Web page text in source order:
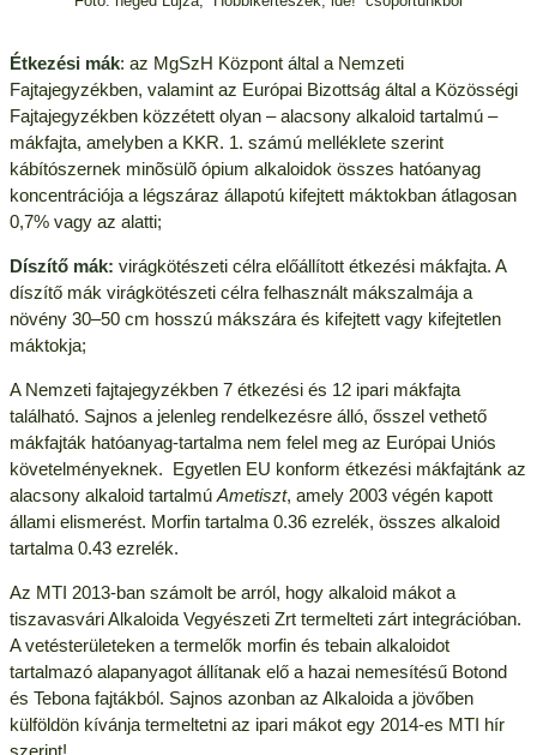
Étkezési mák: az MgSzH Központ által a Nemzeti
Fajtajegyzékben, valamint az Európai Bizottság által a Közösségi
Fajtajegyzékben közzétett olyan – alacsony alkaloid tartalmú –
mákfajta, amelyben a KKR. 1. számú melléklete szerint
kábítószernek minõsülõ ópium alkaloidok összes hatóanyag
koncentrációja a légszáraz állapotú kifejtett máktokban átlagosan
0,7% vagy az alatti;
Díszítő mák: virágkötészeti célra előállított étkezési mákfajta. A
díszítő mák virágkötészeti célra felhasznált mákszalmája a
növény 30–50 cm hosszú mákszára és kifejtett vagy kifejtetlen
máktokja;
A Nemzeti fajtajegyzékben 7 étkezési és 12 ipari mákfajta
található. Sajnos a jelenleg rendelkezésre álló, ősszel vethető
mákfajták hatóanyag-tartalma nem felel meg az Európai Uniós
követelményeknek. Egyetlen EU konform étkezési mákfajtánk az
alacsony alkaloid tartalmú Ametiszt, amely 2003 végén kapott
állami elismerést. Morfin tartalma 0.36 ezrelék, összes alkaloid
tartalma 0.43 ezrelék.
Az MTI 2013-ban számolt be arról, hogy alkaloid mákot a
tiszavasvári Alkaloida Vegyészeti Zrt termelteti zárt integrációban.
A vetésterületeken a termelők morfin és tebain alkaloidot
tartalmazó alapanyagot állítanak elő a hazai nemesítésű Botond
és Tebona fajtákból. Sajnos azonban az Alkaloida a jövőben
külföldön kívánja termeltetni az ipari mákot egy 2014-es MTI hír
szerint!